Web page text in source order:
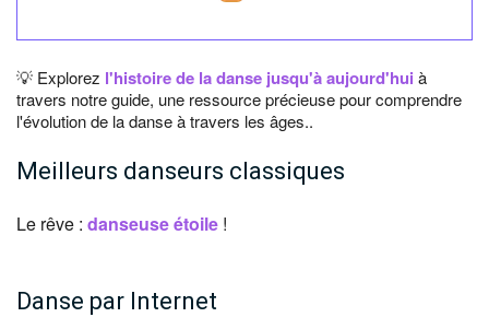
💡 Explorez l'histoire de la danse jusqu'à aujourd'hui à
travers notre guide, une ressource précieuse pour comprendre
l'évolution de la danse à travers les âges..
Meilleurs danseurs classiques
Le rêve : danseuse étoile !
Danse par Internet